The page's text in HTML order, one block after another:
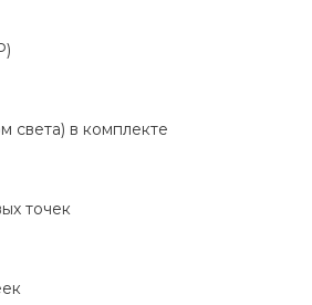
света) в комплекте
точек